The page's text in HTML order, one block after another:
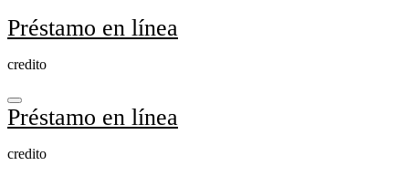
Ir
al
Préstamo en línea
credito
Préstamo en línea
credito